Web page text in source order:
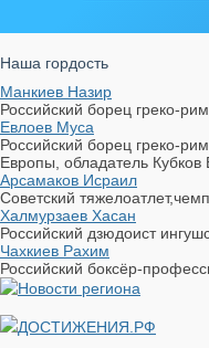
Наша гордость
Манкиев Назир
Российский борец греко-
Евлоев Муса
Российский борец греко-
Европы, обладатель
Арсамаков Исраил
Советский
Халмурзаев Хасан
Российский дзюдоист
Чахкиев Рахим
Российский боксёр-
ДОСТИЖЕНИЯ.РФ